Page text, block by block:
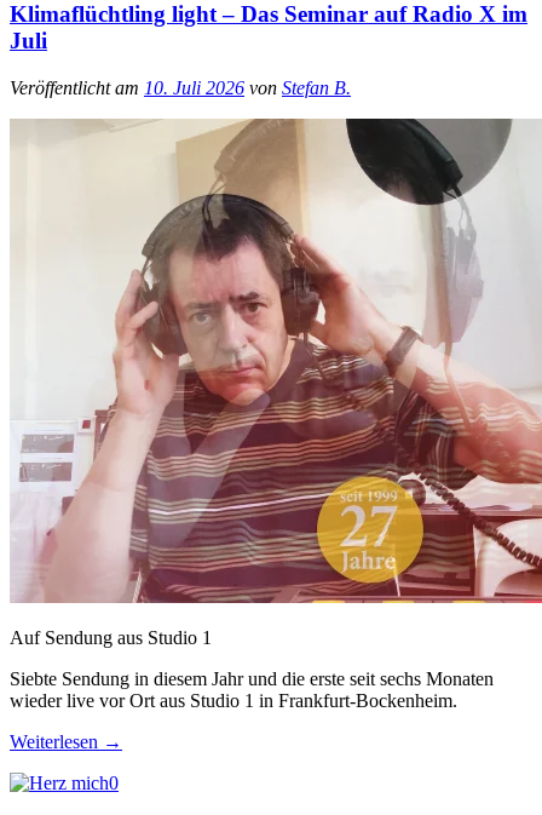
Klimaflüchtling light – Das Seminar auf Radio X im
Juli
Veröffentlicht am 10. Juli 2026 von Stefan B.
Auf Sendung aus Studio 1
Siebte Sendung in diesem Jahr und die erste seit sechs Monaten
wieder live vor Ort aus Studio 1 in Frankfurt-Bockenheim.
Weiterlesen →
0